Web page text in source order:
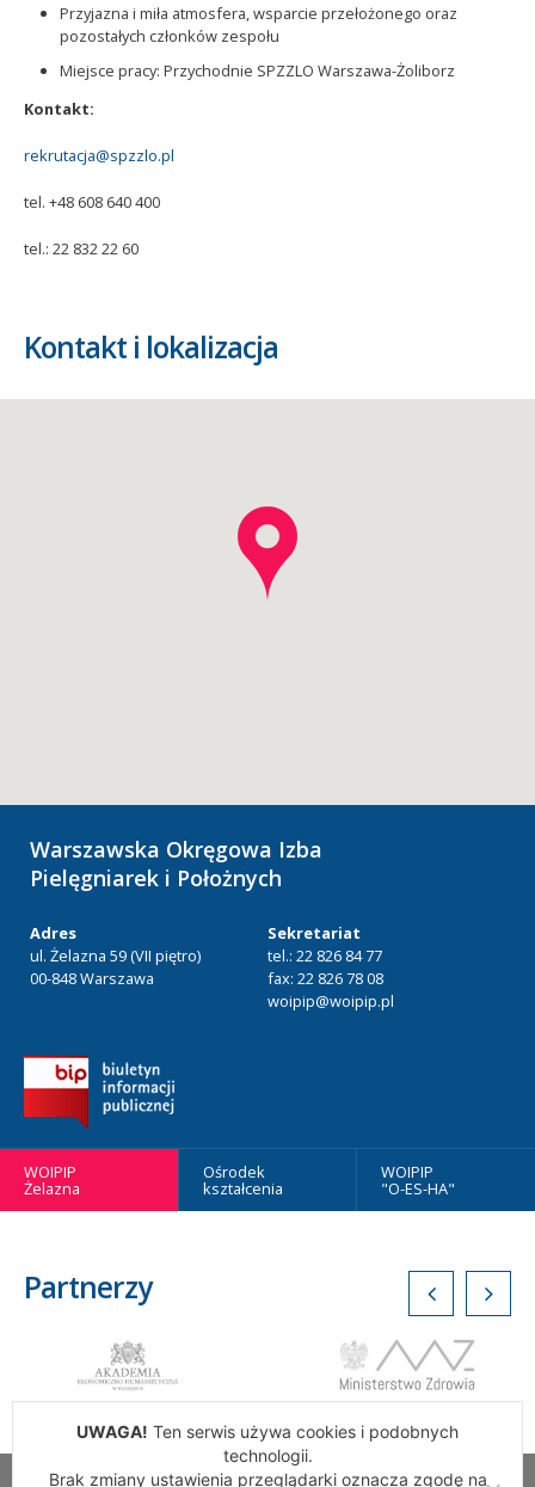
Przyjazna i miła atmosfera, wsparcie przełożonego oraz
pozostałych członków zespołu
Miejsce pracy: Przychodnie SPZZLO Warszawa-Żoliborz
Kontakt:
rekrutacja@spzzlo.pl
tel. +48 608 640 400
tel.: 22 832 22 60
Kontakt i lokalizacja
Warszawska Okręgowa Izba
Pielęgniarek i Położnych
Adres
ul. Żelazna 59 (VII piętro)
00-848 Warszawa
Sekretariat
tel.: 22 826 84 77
fax: 22 826 78 08
woipip@woipip.pl
WOIPIP
Żelazna
Ośrodek
kształcenia
WOIPIP
"O-ES-HA"
Partnerzy
UWAGA! Ten serwis używa cookies i podobnych
technologii.
Brak zmiany ustawienia przeglądarki oznacza zgodę na